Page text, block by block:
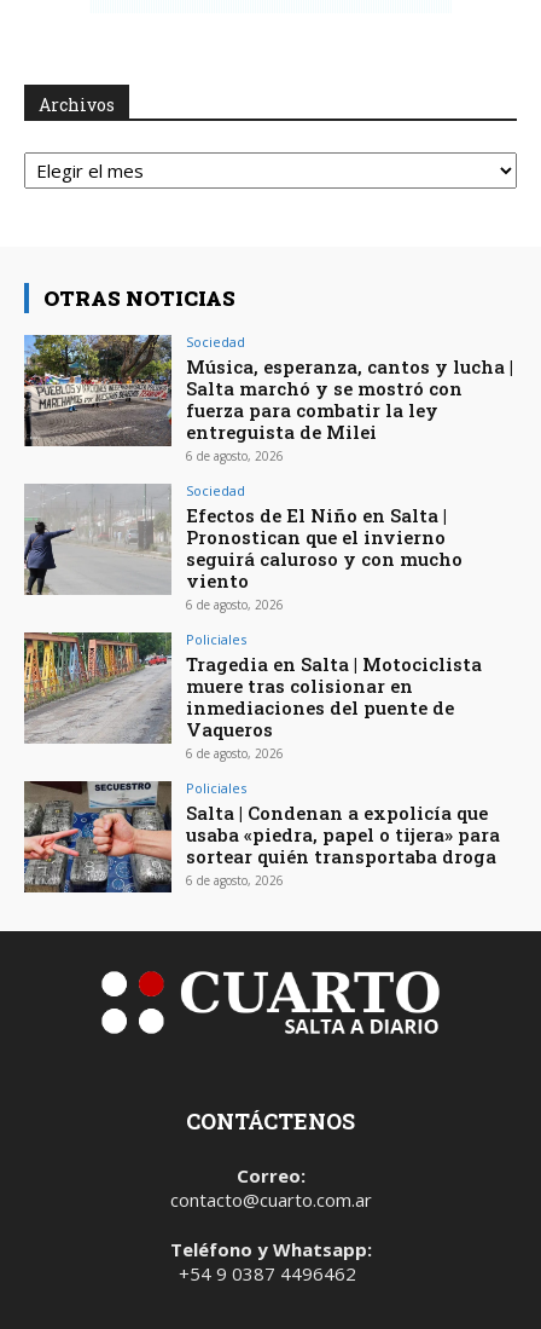
Archivos
Archivos
OTRAS NOTICIAS
Sociedad
Música, esperanza, cantos y lucha |
Salta marchó y se mostró con
fuerza para combatir la ley
entreguista de Milei
6 de agosto, 2026
Sociedad
Efectos de El Niño en Salta |
Pronostican que el invierno
seguirá caluroso y con mucho
viento
6 de agosto, 2026
Policiales
Tragedia en Salta | Motociclista
muere tras colisionar en
inmediaciones del puente de
Vaqueros
6 de agosto, 2026
Policiales
Salta | Condenan a expolicía que
usaba «piedra, papel o tijera» para
sortear quién transportaba droga
6 de agosto, 2026
CONTÁCTENOS
Correo:
contacto@cuarto.com.ar
Teléfono y Whatsapp:
+54 9 0387 4496462